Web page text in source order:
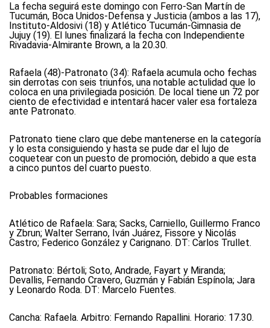
La fecha seguirá este domingo con Ferro-San Martín de
Tucumán, Boca Unidos-Defensa y Justicia (ambos a las 17),
Instituto-Aldosivi (18) y Atlético Tucumán-Gimnasia de
Jujuy (19). El lunes finalizará la fecha con Independiente
Rivadavia-Almirante Brown, a la 20.30.
Rafaela (48)-Patronato (34): Rafaela acumula ocho fechas
sin derrotas con seis triunfos, una notable actulidad que lo
coloca en una privilegiada posición. De local tiene un 72 por
ciento de efectividad e intentará hacer valer esa fortaleza
ante Patronato.
Patronato tiene claro que debe mantenerse en la categoría
y lo esta consiguiendo y hasta se pude dar el lujo de
coquetear con un puesto de promoción, debido a que esta
a cinco puntos del cuarto puesto.
Probables formaciones
Atlético de Rafaela: Sara; Sacks, Carniello, Guillermo Franco
y Zbrun; Walter Serrano, Iván Juárez, Fissore y Nicolás
Castro; Federico González y Carignano. DT: Carlos Trullet.
Patronato: Bértoli; Soto, Andrade, Fayart y Miranda;
Devallis, Fernando Cravero, Guzmán y Fabián Espínola; Jara
y Leonardo Roda. DT: Marcelo Fuentes.
Cancha: Rafaela. Arbitro: Fernando Rapallini. Horario: 17.30.